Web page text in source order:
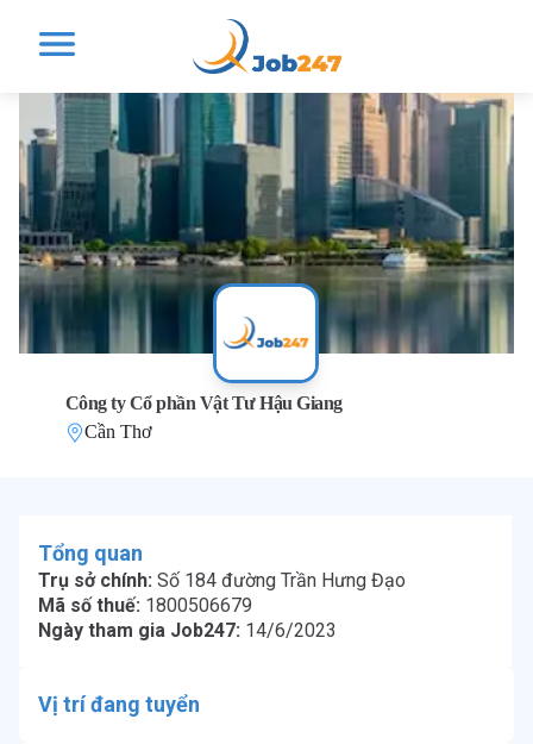
Công ty Cổ phần Vật Tư Hậu Giang
Cần Thơ
Tổng quan
Trụ sở chính: Số 184 đường Trần Hưng Đạo
Mã số thuế: 1800506679
Ngày tham gia Job247: 14/6/2023
Vị trí đang tuyển